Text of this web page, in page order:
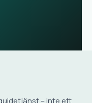
– inte ett